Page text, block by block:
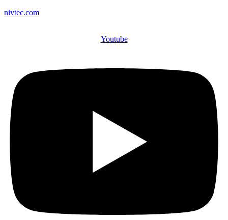
nivtec.com
Youtube